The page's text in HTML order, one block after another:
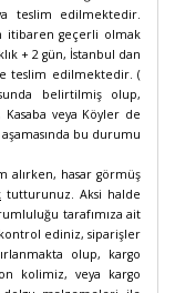
teslim edilmektedir.
itibaren geçerli olmak
+ 2 gün, İstanbul dan
teslim edilmektedir. (
belirtilmiş olup,
veya Köyler de
bu durumu
alırken, hasar görmüş
tutturunuz. Aksi halde
tarafımıza ait
ediniz, siparişler
olup, kargo
kolimiz, veya kargo